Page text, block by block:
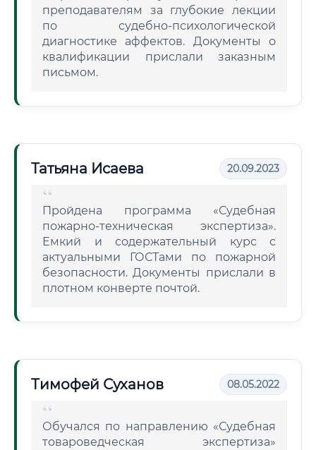
преподавателям за глубокие лекции
по судебно-психологической
диагностике аффектов. Документы о
квалификации прислали заказным
письмом.
Татьяна Исаева 20.09.2023
Пройдена программа «Судебная
пожарно-техническая экспертиза».
Емкий и содержательный курс с
актуальными ГОСТами по пожарной
безопасности. Документы прислали в
плотном конверте почтой.
Тимофей Суханов 08.05.2022
Обучался по направлению «Судебная
товароведческая экспертиза»